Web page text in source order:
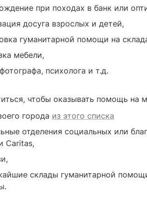
при походах в банк или
досуга взрослых и детей,
гуманитарной помощи на
мебели,
психолога и т.д.
чтобы оказывать помощь на
города из этого списка
отделения социальных или
Caritas,
склады гуманитарной